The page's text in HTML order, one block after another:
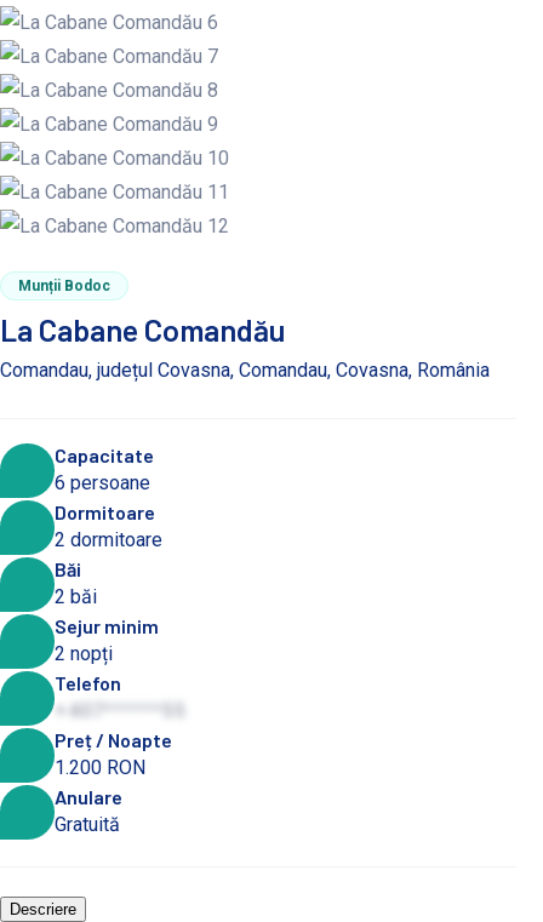
Munții Bodoc
La Cabane Comandău
Comandau, județul Covasna, Comandau, Covasna, România
Capacitate
6 persoane
Dormitoare
2 dormitoare
Băi
2 băi
Sejur minim
2 nopți
Telefon
+407******55
Preț / Noapte
1.200 RON
Anulare
Gratuită
Descriere